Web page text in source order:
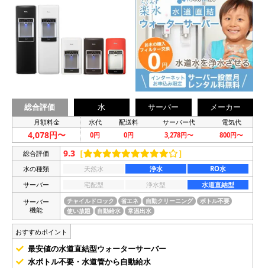
総合評価 水 サーバー メーカー
月額料金 水代 配送料 サーバー代 電気代
4,078円〜 0円 0円 3,278円〜 800円〜
総合評価 9.3 ［ ］
水の種類 天然水 浄水
RO水
サーバー
宅配型 浄水型
水道直結型
サーバー
機能
チャイルドロック 省エネ 自動クリーニング
ボトル不要
使い放題
自動給水 常温出水
おすすめポイント
最安値の水道直結型ウォーターサーバー
水ボトル不要・水道管から自動給水